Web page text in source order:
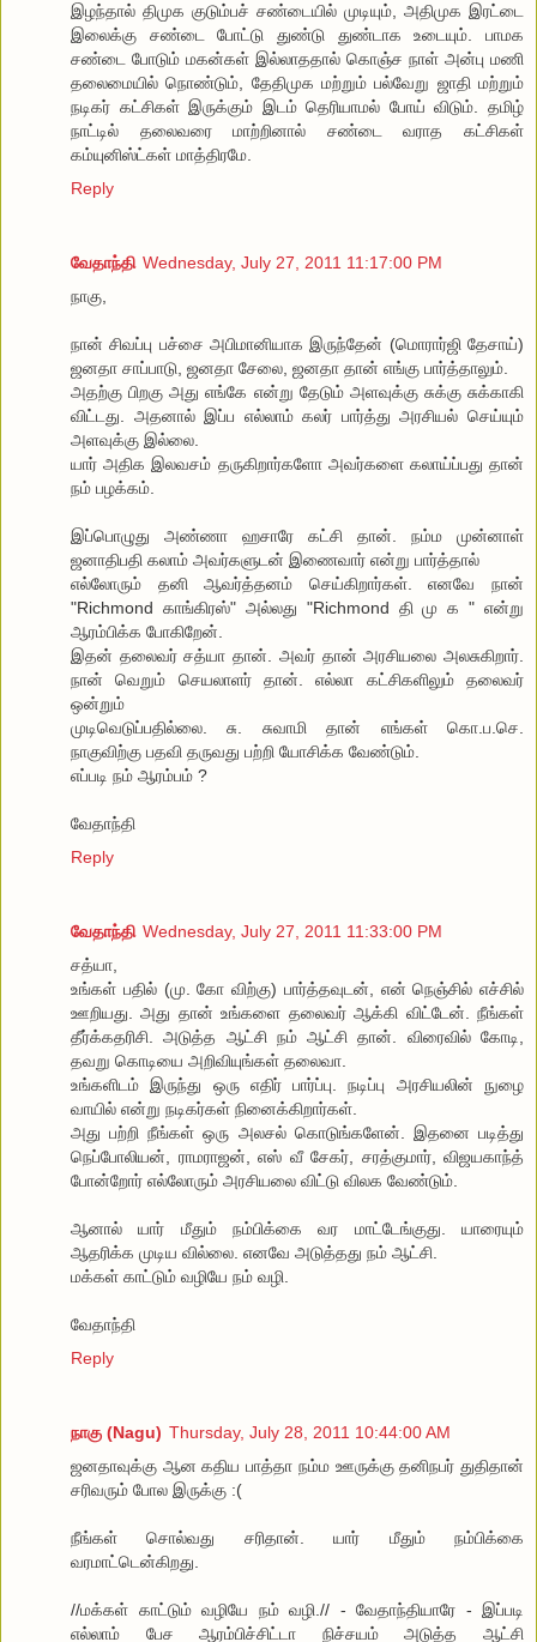
இழந்தால் திமுக குடும்பச் சண்டையில் முடியும், அதிமுக இரட்டை
இலைக்கு சண்டை போட்டு துண்டு துண்டாக உடையும். பாமக
சண்டை போடும் மகன்கள் இல்லாததால் கொஞ்ச நாள் அன்பு மணி
தலைமையில் நொண்டும், தேதிமுக மற்றும் பல்வேறு ஜாதி மற்றும்
நடிகர் கட்சிகள் இருக்கும் இடம் தெரியாமல் போய் விடும். தமிழ்
நாட்டில் தலைவரை மாற்றினால் சண்டை வராத கட்சிகள்
கம்யுனிஸ்ட்கள் மாத்திரமே.
Reply
வேதாந்தி Wednesday, July 27, 2011 11:17:00 PM
நாகு,
நான் சிவப்பு பச்சை அபிமானியாக இருந்தேன் (மொரார்ஜி தேசாய்)
ஜனதா சாப்பாடு, ஜனதா சேலை, ஜனதா தான் எங்கு பார்த்தாலும்.
அதற்கு பிறகு அது எங்கே என்று தேடும் அளவுக்கு சுக்கு சுக்காகி
விட்டது. அதனால் இப்ப எல்லாம் கலர் பார்த்து அரசியல் செய்யும்
அளவுக்கு இல்லை.
யார் அதிக இலவசம் தருகிறார்களோ அவர்களை கலாய்ப்பது தான்
நம் பழக்கம்.
இப்பொழுது அண்ணா ஹசாரே கட்சி தான். நம்ம முன்னாள்
ஜனாதிபதி கலாம் அவர்களுடன் இணைவார் என்று பார்த்தால்
எல்லோரும் தனி ஆவர்த்தனம் செய்கிறார்கள். எனவே நான்
"Richmond காங்கிரஸ்" அல்லது "Richmond தி மு க " என்று
ஆரம்பிக்க போகிறேன்.
இதன் தலைவர் சத்யா தான். அவர் தான் அரசியலை அலசுகிறார்.
நான் வெறும் செயலாளர் தான். எல்லா கட்சிகளிலும் தலைவர்
ஒன்றும்
முடிவெடுப்பதில்லை. சு. சுவாமி தான் எங்கள் கொ.ப.செ.
நாகுவிற்கு பதவி தருவது பற்றி யோசிக்க வேண்டும்.
எப்படி நம் ஆரம்பம் ?
வேதாந்தி
Reply
வேதாந்தி Wednesday, July 27, 2011 11:33:00 PM
சத்யா,
உங்கள் பதில் (மு. கோ விற்கு) பார்த்தவுடன், என் நெஞ்சில் எச்சில்
ஊறியது. அது தான் உங்களை தலைவர் ஆக்கி விட்டேன். நீங்கள்
தீர்க்கதரிசி. அடுத்த ஆட்சி நம் ஆட்சி தான். விரைவில் கோடி,
தவறு கொடியை அறிவியுங்கள் தலைவா.
உங்களிடம் இருந்து ஒரு எதிர் பார்ப்பு. நடிப்பு அரசியலின் நுழை
வாயில் என்று நடிகர்கள் நினைக்கிறார்கள்.
அது பற்றி நீங்கள் ஒரு அலசல் கொடுங்களேன். இதனை படித்து
நெப்போலியன், ராமராஜன், எஸ் வீ சேகர், சரத்குமார், விஜயகாந்த்
போன்றோர் எல்லோரும் அரசியலை விட்டு விலக வேண்டும்.
ஆனால் யார் மீதும் நம்பிக்கை வர மாட்டேங்குது. யாரையும்
ஆதரிக்க முடிய வில்லை. எனவே அடுத்தது நம் ஆட்சி.
மக்கள் காட்டும் வழியே நம் வழி.
வேதாந்தி
Reply
நாகு (Nagu) Thursday, July 28, 2011 10:44:00 AM
ஜனதாவுக்கு ஆன கதிய பாத்தா நம்ம ஊருக்கு தனிநபர் துதிதான்
சரிவரும் போல இருக்கு :(
நீங்கள் சொல்வது சரிதான். யார் மீதும் நம்பிக்கை
வரமாட்டென்கிறது.
//மக்கள் காட்டும் வழியே நம் வழி.// - வேதாந்தியாரே - இப்படி
எல்லாம் பேச ஆரம்பிச்சிட்டா நிச்சயம் அடுத்த ஆட்சி